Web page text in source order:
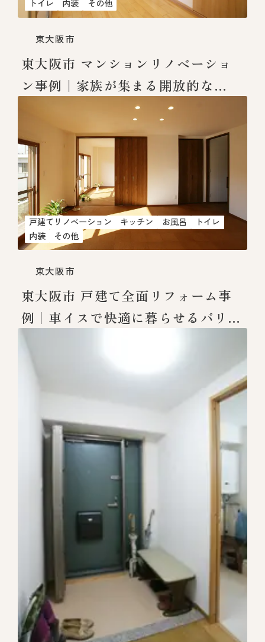
トイレ
内装 その他
東大阪市
東大阪市 マンションリノベーショ
ン事例｜家族が集まる開放的な
LDKとホールのある住まい
戸建てリノベーション キッチン お風呂
トイレ
内装
その他
東大阪市
東大阪市 戸建て全面リフォーム事
例｜車イスで快適に暮らせるバリア
フリー住宅へ